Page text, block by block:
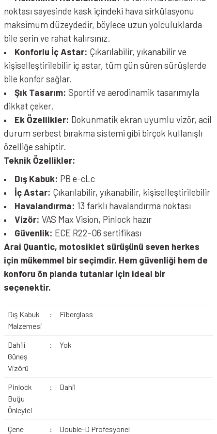
noktası sayesinde kask içindeki hava sirkülasyonu
maksimum düzeydedir, böylece uzun yolculuklarda
bile serin ve rahat kalırsınız.
Konforlu İç Astar: Çıkarılabilir, yıkanabilir ve
kişiselleştirilebilir iç astar, tüm gün süren sürüşlerde
bile konfor sağlar.
Şık Tasarım: Sportif ve aerodinamik tasarımıyla
dikkat çeker.
Ek Özellikler: Dokunmatik ekran uyumlu vizör, acil
durum serbest bırakma sistemi gibi birçok kullanışlı
özelliğe sahiptir.
Teknik Özellikler:
Dış Kabuk: PB e-cLc
İç Astar: Çıkarılabilir, yıkanabilir, kişiselleştirilebilir
Havalandırma: 13 farklı havalandırma noktası
Vizör: VAS Max Vision, Pinlock hazır
Güvenlik: ECE R22-06 sertifikası
Arai Quantic, motosiklet sürüşünü seven herkes
için mükemmel bir seçimdir. Hem güvenliği hem de
konforu ön planda tutanlar için ideal bir
seçenektir.
Dış Kabuk
Malzemesi
: Fiberglass
Dahili
Güneş
Vizörü
: Yok
Pinlock
Buğu
Önleyici
: Dahil
Çene
: Double-D Profesyonel